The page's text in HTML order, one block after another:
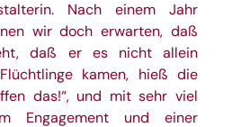
Nach einem Jahr
wir doch erwarten, daß
daß er es nicht allein
kamen, hieß die
das!“, und mit sehr viel
Engagement und einer